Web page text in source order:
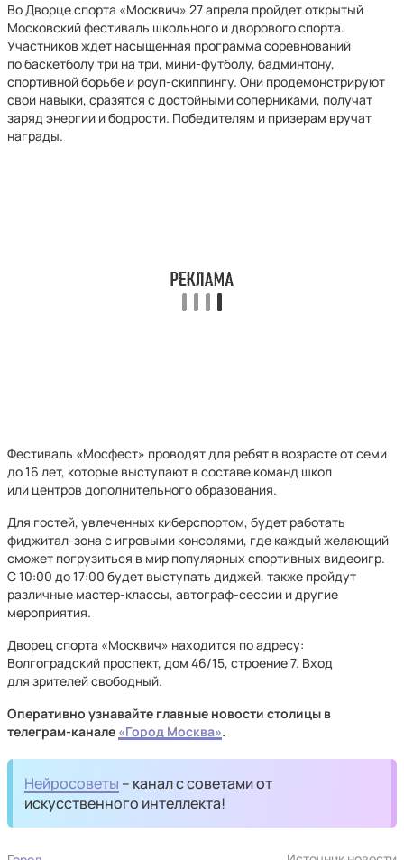
Во Дворце спорта «Москвич» 27 апреля пройдет открытый
Московский фестиваль школьного и дворового спорта.
Участников ждет насыщенная программа соревнований
по баскетболу три на три, мини-футболу, бадминтону,
спортивной борьбе и роуп-скиппингу. Они продемонстрируют
свои навыки, сразятся с достойными соперниками, получат
заряд энергии и бодрости. Победителям и призерам вручат
награды.
Фестиваль «Мосфест» проводят для ребят в возрасте от семи
до 16 лет, которые выступают в составе команд школ
или центров дополнительного образования.
Для гостей, увлеченных киберспортом, будет работать
фиджитал-зона с игровыми консолями, где каждый желающий
сможет погрузиться в мир популярных спортивных видеоигр.
С 10:00 до 17:00 будет выступать диджей, также пройдут
различные мастер-классы, автограф-сессии и другие
мероприятия.
Дворец спорта «Москвич» находится по адресу:
Волгоградский проспект, дом 46/15, строение 7. Вход
для зрителей свободный.
Оперативно узнавайте главные новости столицы в
телеграм-канале «Город Москва».
Нейросоветы – канал с советами от
искусственного интеллекта!